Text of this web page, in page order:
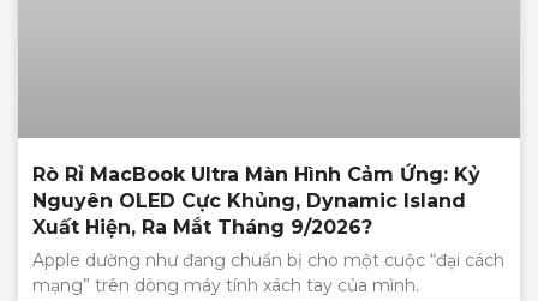
Rò Rỉ MacBook Ultra Màn Hình Cảm Ứng: Kỷ
Nguyên OLED Cực Khủng, Dynamic Island
Xuất Hiện, Ra Mắt Tháng 9/2026?
Apple dường như đang chuẩn bị cho một cuộc “đại cách
mạng” trên dòng máy tính xách tay của mình.